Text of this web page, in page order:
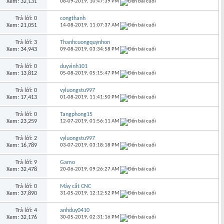
Xem: 32,131
Trả lời: 0
Xem: 21,051
congthanh
14-08-2019, 11:07:37 AM
Trả lời: 3
Xem: 34,943
Thanhcuongquynhon
09-08-2019,03:34:58 PM
Trả lời: 0
Xem: 13,812
duyvinh101
05-08-2019,05:15:47 PM
Trả lời: 0
Xem: 17,413
vyluongstu997
01-08-2019, 11:41:50 PM
Trả lời: 0
Xem: 23,259
Tangphong15
12-07-2019,01:56:11 AM
Trả lời: 2
Xem: 16,789
vyluongstu997
03-07-2019,03:18:18 PM
Trả lời: 9
Xem: 32,478
Gamo
20-06-2019,09:26:27 AM
Trả lời: 0
Xem: 37,890
Máy cắt CNC
31-05-2019, 12:12:52 PM
Trả lời: 4
Xem: 32,176
anhduy0410
30-05-2019,02:31:16 PM